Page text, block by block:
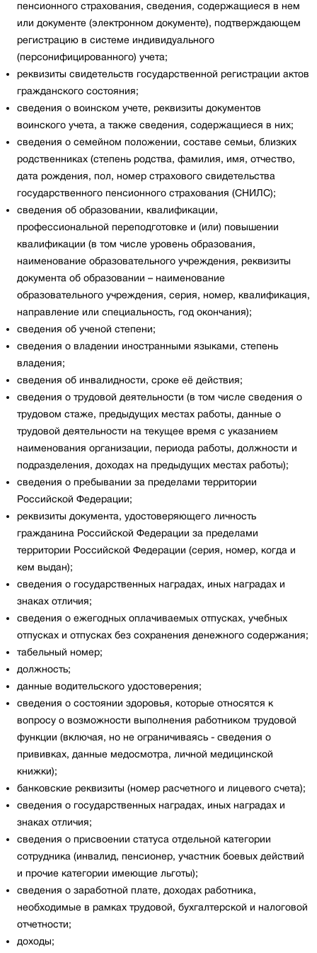
пенсионного страхования, сведения, содержащиеся в нем
или документе (электронном документе), подтверждающем
регистрацию в системе индивидуального
(персонифицированного) учета;
реквизиты свидетельств государственной регистрации актов
гражданского состояния;
сведения о воинском учете, реквизиты документов
воинского учета, а также сведения, содержащиеся в них;
сведения о семейном положении, составе семьи, близких
родственниках (степень родства, фамилия, имя, отчество,
дата рождения, пол, номер страхового свидетельства
государственного пенсионного страхования (СНИЛС);
сведения об образовании, квалификации,
профессиональной переподготовке и (или) повышении
квалификации (в том числе уровень образования,
наименование образовательного учреждения, реквизиты
документа об образовании – наименование
образовательного учреждения, серия, номер, квалификация,
направление или специальность, год окончания);
сведения об ученой степени;
сведения о владении иностранными языками, степень
владения;
сведения об инвалидности, сроке её действия;
сведения о трудовой деятельности (в том числе сведения о
трудовом стаже, предыдущих местах работы, данные о
трудовой деятельности на текущее время с указанием
наименования организации, периода работы, должности и
подразделения, доходах на предыдущих местах работы);
сведения о пребывании за пределами территории
Российской Федерации;
реквизиты документа, удостоверяющего личность
гражданина Российской Федерации за пределами
территории Российской Федерации (серия, номер, когда и
кем выдан);
сведения о государственных наградах, иных наградах и
знаках отличия;
сведения о ежегодных оплачиваемых отпусках, учебных
отпусках и отпусках без сохранения денежного содержания;
табельный номер;
должность;
данные водительского удостоверения;
сведения о состоянии здоровья, которые относятся к
вопросу о возможности выполнения работником трудовой
функции (включая, но не ограничиваясь - сведения о
прививках, данные медосмотра, личной медицинской
книжки);
банковские реквизиты (номер расчетного и лицевого счета);
сведения о государственных наградах, иных наградах и
знаках отличия;
сведения о присвоении статуса отдельной категории
сотрудника (инвалид, пенсионер, участник боевых действий
и прочие категории имеющие льготы);
сведения о заработной плате, доходах работника,
необходимые в рамках трудовой, бухгалтерской и налоговой
отчетности;
доходы;